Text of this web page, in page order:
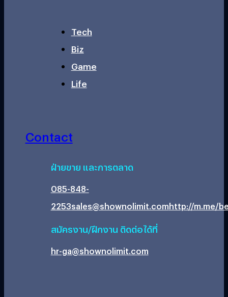
Tech
Biz
Game
Life
Contact
ฝ่ายขาย และการตลาด
085-848-
2253sales@shownolimit.comhttp://m.me/
สมัครงาน/ฝึกงาน ติดต่อได้ที่
hr-ga@shownolimit.com